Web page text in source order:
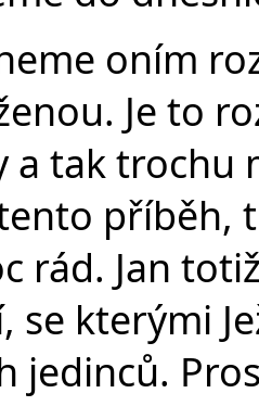
oním
Je to
a tak trochu
příběh,
rád. Jan
se kterými
jedinců.